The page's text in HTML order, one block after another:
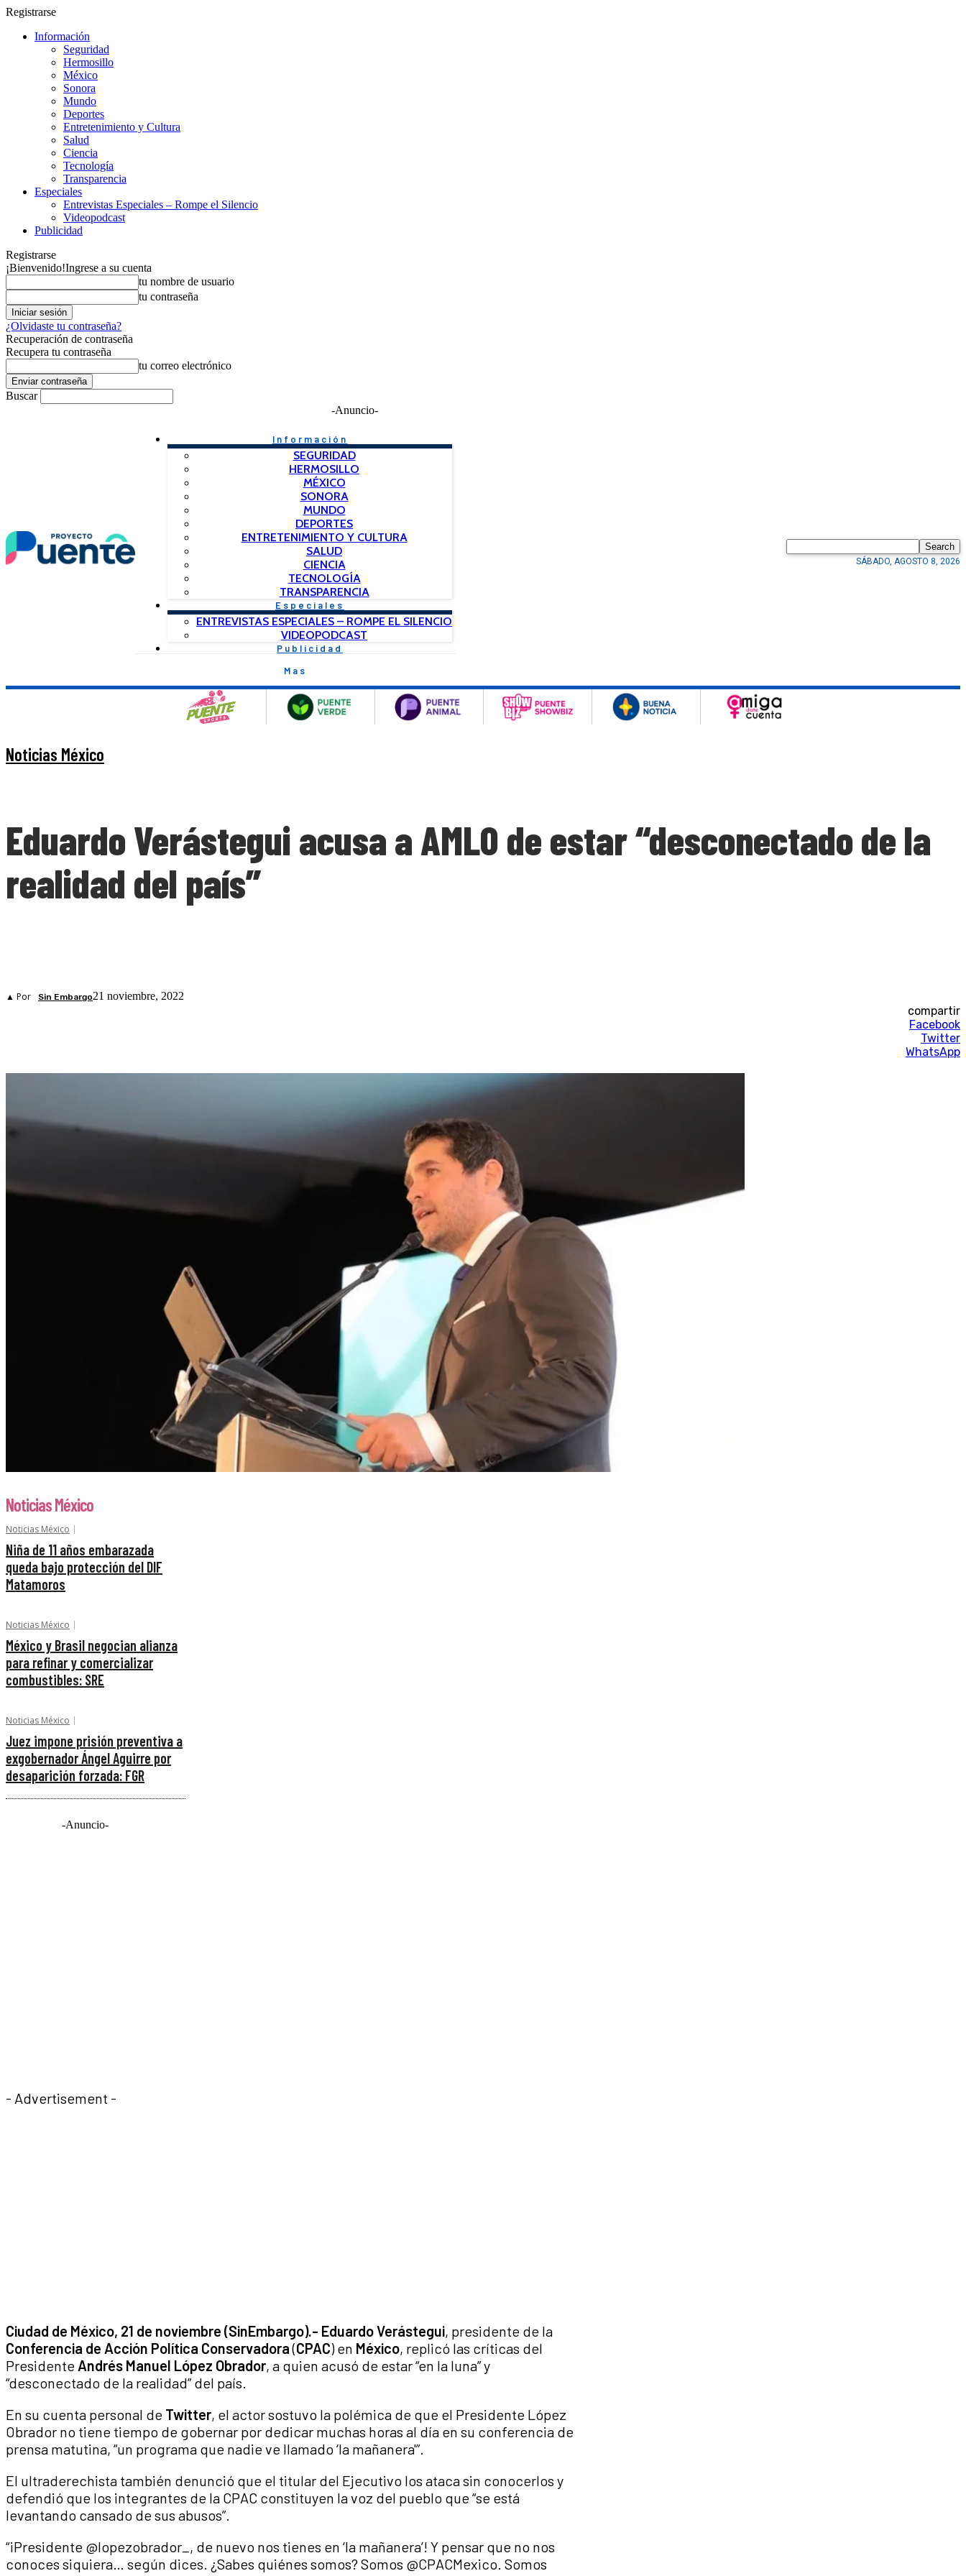
Registrarse
Información
Seguridad
Hermosillo
México
Sonora
Mundo
Deportes
Entretenimiento y Cultura
Salud
Ciencia
Tecnología
Transparencia
Especiales
Entrevistas Especiales – Rompe el Silencio
Videopodcast
Publicidad
Registrarse
¡Bienvenido!Ingrese a su cuenta
tu nombre de usuario
tu contraseña
¿Olvidaste tu contraseña?
Recuperación de contraseña
Recupera tu contraseña
tu correo electrónico
Buscar
-Anuncio-
Información
SEGURIDAD
HERMOSILLO
MÉXICO
SONORA
MUNDO
DEPORTES
ENTRETENIMIENTO Y CULTURA
SALUD
CIENCIA
TECNOLOGÍA
TRANSPARENCIA
Especiales
ENTREVISTAS ESPECIALES – ROMPE EL SILENCIO
VIDEOPODCAST
Publicidad
Mas
Search
SÁBADO, AGOSTO 8, 2026
Noticias México
Eduardo Verástegui acusa a AMLO de estar “desconectado de la
realidad del país”
▲ Por Sin Embargo21 noviembre, 2022
compartir
Facebook
Twitter
WhatsApp
Noticias México
Noticias México
Niña de 11 años embarazada
queda bajo protección del DIF
Matamoros
Noticias México
México y Brasil negocian alianza
para refinar y comercializar
combustibles: SRE
Noticias México
Juez impone prisión preventiva a
exgobernador Ángel Aguirre por
desaparición forzada: FGR
-Anuncio-
- Advertisement -
Ciudad de México, 21 de noviembre (SinEmbargo).- Eduardo Verástegui, presidente de la
Conferencia de Acción Política Conservadora(CPAC) en México, replicó las críticas del
Presidente Andrés Manuel López Obrador, a quien acusó de estar “en la luna” y
“desconectado de la realidad” del país.
En su cuenta personal de Twitter, el actor sostuvo la polémica de que el Presidente López
Obrador no tiene tiempo de gobernar por dedicar muchas horas al día en su conferencia de
prensa matutina, “un programa que nadie ve llamado ‘la mañanera'”.
El ultraderechista también denunció que el titular del Ejecutivo los ataca sin conocerlos y
defendió que los integrantes de la CPAC constituyen la voz del pueblo que “se está
levantando cansado de sus abusos”.
“¡Presidente @lopezobrador_, de nuevo nos tienes en ‘la mañanera’! Y pensar que no nos
conoces siquiera… según dices. ¿Sabes quiénes somos? Somos @CPACMexico. Somos